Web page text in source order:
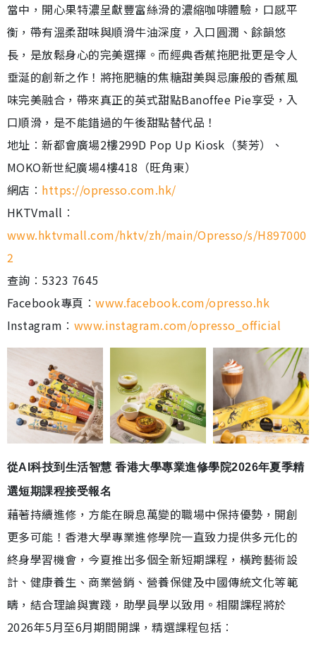
當中，開心果特濃呈獻豐富絲滑的濃縮咖啡體驗，口感平
衡，帶有溫柔甜味與順滑牛油深度，入口圓潤、餘韻悠
長，是放鬆身心的完美選擇。而經典香蕉拖肥批更是令人
垂涎的創新之作！將拖肥糖的焦糖甜美與忌廉般的香蕉風
味完美融合，帶來真正的英式甜點Banoffee Pie享受，入
口順滑，是不能錯過的午後甜點替代品！
地址︰新都會廣場2樓299D Pop Up Kiosk（葵芳）、
MOKO新世紀廣場4樓418（旺角東）
網店︰ https://opresso.com.hk/
HKTVmall︰
www.hktvmall.com/hktv/zh/main/Opresso/s/H897000
2
查詢︰5323 7645
Facebook專頁︰www.facebook.com/opresso.hk
Instagram︰ www.instagram.com/opresso_official
從AI科技到生活智慧 香港大學專業進修學院2026年夏季精
選短期課程接受報名
藉著持續進修，方能在瞬息萬變的職場中保持優勢，開創
更多可能！香港大學專業進修學院一直致力提供多元化的
終身學習機會，今夏推出多個全新短期課程，橫跨藝術設
計、健康養生、商業營銷、營養保健及中國傳統文化等範
疇，結合理論與實踐，助學員學以致用。相關課程將於
2026年5月至6月期間開課，精選課程包括︰